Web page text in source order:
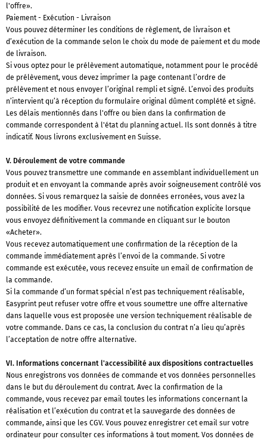
l'offre».
Paiement - Exécution - Livraison
Vous pouvez déterminer les conditions de règlement, de livraison et
d’exécution de la commande selon le choix du mode de paiement et du mode
de livraison.
Si vous optez pour le prélèvement automatique, notamment pour le procédé
de prélèvement, vous devez imprimer la page contenant l’ordre de
prélèvement et nous envoyer l’original rempli et signé. L’envoi des produits
n’intervient qu’à réception du formulaire original dûment complété et signé.
Les délais mentionnés dans l'offre ou bien dans la confirmation de
commande correspondent à l'état du planning actuel. Ils sont donnés à titre
indicatif. Nous livrons exclusivement en Suisse.
V. Déroulement de votre commande
Vous pouvez transmettre une commande en assemblant individuellement un
produit et en envoyant la commande après avoir soigneusement contrôlé vos
données. Si vous remarquez la saisie de données erronées, vous avez la
possibilité de les modifier. Vous recevrez une notification explicite lorsque
vous envoyez définitivement la commande en cliquant sur le bouton
«Acheter».
Vous recevez automatiquement une confirmation de la réception de la
commande immédiatement après l’envoi de la commande. Si votre
commande est exécutée, vous recevez ensuite un email de confirmation de
la commande.
Si la commande d’un format spécial n’est pas techniquement réalisable,
Easyprint peut refuser votre offre et vous soumettre une offre alternative
dans laquelle vous est proposée une version techniquement réalisable de
votre commande. Dans ce cas, la conclusion du contrat n’a lieu qu’après
l’acceptation de notre offre alternative.
VI. Informations concernant l'accessibilité aux dispositions contractuelles
Nous enregistrons vos données de commande et vos données personnelles
dans le but du déroulement du contrat. Avec la confirmation de la
commande, vous recevez par email toutes les informations concernant la
réalisation et l’exécution du contrat et la sauvegarde des données de
commande, ainsi que les CGV. Vous pouvez enregistrer cet email sur votre
ordinateur pour consulter ces informations à tout moment. Vos données de